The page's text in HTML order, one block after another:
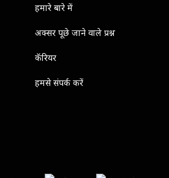
हमारे बारे में
अक्सर पूछे जाने वाले प्रश्न
कॅरियर
हमसे संपर्क करें